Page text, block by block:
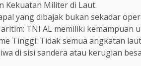
Kekuatan Militer di Laut.
yang dibajak bukan sekadar
TNI AL memiliki
Tinggi: Tidak semua angkatan
di sisi sandera atau kerugian